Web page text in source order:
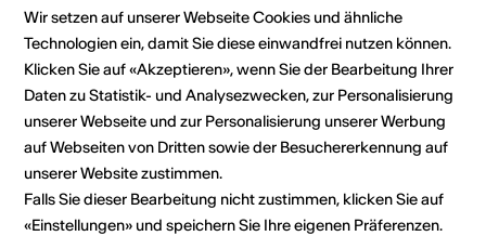
Kosten
Prix Atelier: Frs 30.-; Frs 20.- <25
10.- pour les élèves du
Cantonal
Bankverbindung
AFFLATUS Association et Festival
Casernes 32
1950 Sion
Wir setzen auf unserer Webseite Cookies und ähnliche
Technologien ein, damit Sie diese einwandfrei nutzen können.
Klicken Sie auf «Akzeptieren», wenn Sie der Bearbeitung Ihrer
Daten zu Statistik- und Analysezwecken, zur Personalisierung
unserer Webseite und zur Personalisierung unserer Werbung
auf Webseiten von Dritten sowie der Besuchererkennung auf
unserer Website zustimmen.
Falls Sie dieser Bearbeitung nicht zustimmen, klicken Sie auf
«Einstellungen» und speichern Sie Ihre eigenen Präferenzen.